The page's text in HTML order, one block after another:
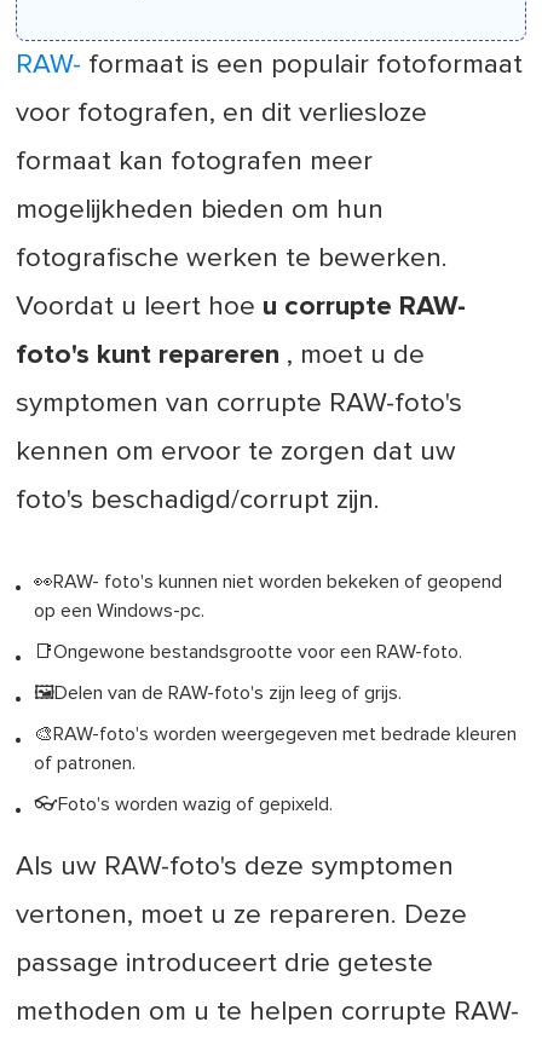
RAW- formaat is een populair fotoformaat
voor fotografen, en dit verliesloze
formaat kan fotografen meer
mogelijkheden bieden om hun
fotografische werken te bewerken.
Voordat u leert hoe u corrupte RAW-
foto's kunt repareren , moet u de
symptomen van corrupte RAW-foto's
kennen om ervoor te zorgen dat uw
foto's beschadigd/corrupt zijn.
👀RAW- foto's kunnen niet worden bekeken of geopend
op een Windows-pc.
📑Ongewone bestandsgrootte voor een RAW-foto.
🖼️Delen van de RAW-foto's zijn leeg of grijs.
🎨RAW-foto's worden weergegeven met bedrade kleuren
of patronen.
👓Foto's worden wazig of gepixeld.
Als uw RAW-foto's deze symptomen
vertonen, moet u ze repareren. Deze
passage introduceert drie geteste
methoden om u te helpen corrupte RAW-